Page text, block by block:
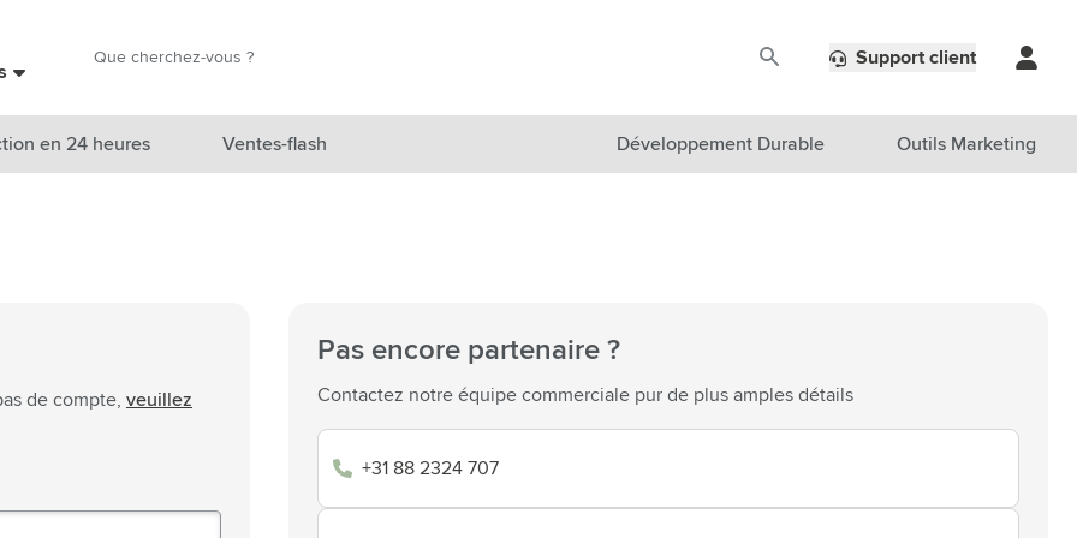
Sacs & Voyage
Produits de soin
Support client
en 24 heures Ventes-flash Développement Durable Outils Marketing
de compte, veuillez
Pas encore partenaire ?
Contactez notre équipe commerciale pur de plus amples détails
+31 88 2324 707